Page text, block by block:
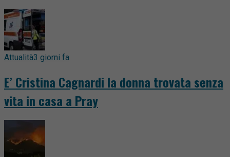
Attualità3 giorni fa
E’ Cristina Cagnardi la donna trovata senza
vita in casa a Pray